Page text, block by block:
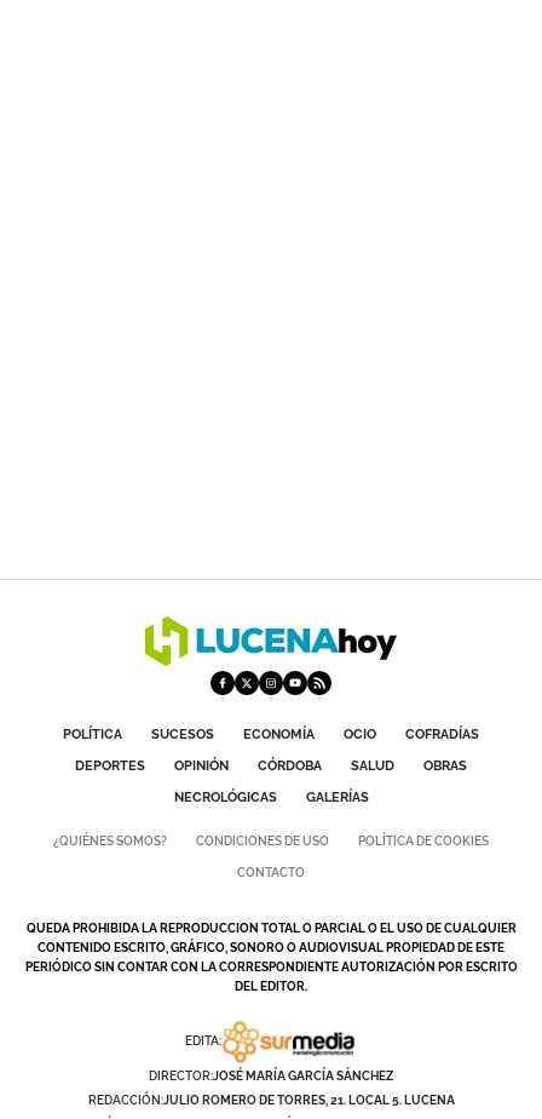
POLÍTICA SUCESOS ECONOMÍA OCIO
COFRADÍAS
DEPORTES
OPINIÓN CÓRDOBA SALUD
OBRAS
NECROLÓGICAS
GALERÍAS
¿QUIÉNES SOMOS? CONDICIONES DE USO POLÍTICA DE COOKIES
CONTACTO
QUEDA PROHIBIDA LA REPRODUCCION TOTAL O PARCIAL O EL USO DE CUALQUIER
CONTENIDO ESCRITO, GRÁFICO, SONORO O AUDIOVISUAL PROPIEDAD DE ESTE
PERIÓDICO SIN CONTAR CON LA CORRESPONDIENTE AUTORIZACIÓN POR ESCRITO
DEL EDITOR.
EDITA:
DIRECTOR:JOSÉ MARÍA GARCÍA SÁNCHEZ
REDACCIÓN:JULIO ROMERO DE TORRES, 21. LOCAL 5. LUCENA